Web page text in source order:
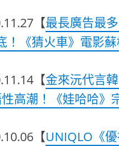
【最長廣告最
！《猜火車》電影
【金來沅代言
高潮！《娃哈哈》
【UNIQLO《優